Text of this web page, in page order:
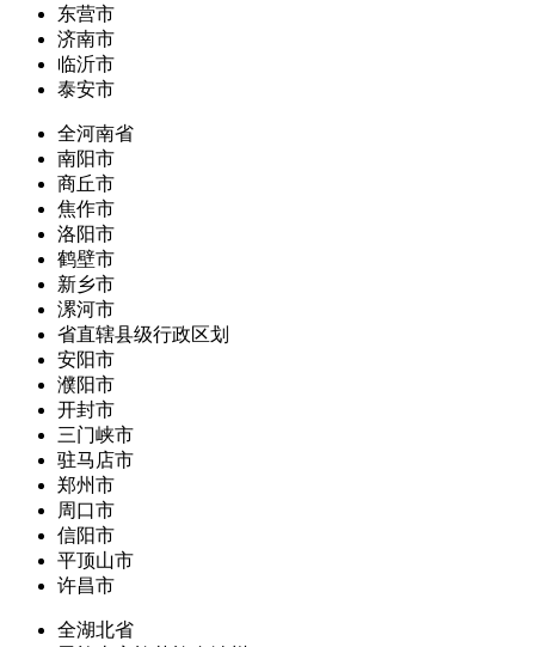
东营市
济南市
临沂市
泰安市
全河南省
南阳市
商丘市
焦作市
洛阳市
鹤壁市
新乡市
漯河市
省直辖县级行政区划
安阳市
濮阳市
开封市
三门峡市
驻马店市
郑州市
周口市
信阳市
平顶山市
许昌市
全湖北省